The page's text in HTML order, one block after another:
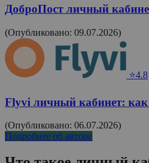
ДоброПост личный
(Опубликовано: 09.07.2026)
⭐4.8
Flyvi личный кабинет: как
(Опубликовано: 06.07.2026)
Подробнее об авторе